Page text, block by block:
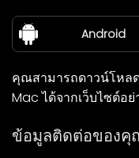
เกี่ยวกับเรา
Android
คุณสามารถดาวน์โหลด
Mac ได้จากเว็บไซต์อ
ข้อมูลติดต่อของคุ